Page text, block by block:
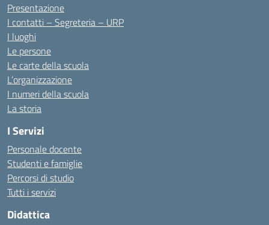
Presentazione
I contatti – Segreteria – URP
I luoghi
Le persone
Le carte della scuola
L’organizzazione
I numeri della scuola
La storia
I Servizi
Personale docente
Studenti e famiglie
Percorsi di studio
Tutti i servizi
Didattica